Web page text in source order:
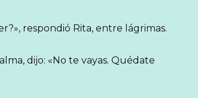
respondió Rita, entre lágrimas.
dijo: «No te vayas. Quédate